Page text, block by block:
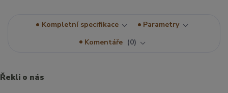
Kompletní specifikace
Parametry
Komentáře
0
Řekli o nás